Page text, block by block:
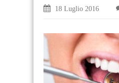
18 Luglio 2016